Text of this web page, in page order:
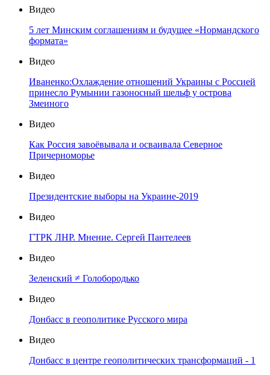
Видео
5 лет Минским соглашениям и будущее «Нормандского
формата»
Видео
Иваненко:Охлаждение отношений Украины с Россией
принесло Румынии газоносный шельф у острова
Змеиного
Видео
Как Россия завоёвывала и осваивала Северное
Причерноморье
Видео
Президентские выборы на Украине-2019
Видео
ГТРК ЛНР. Мнение. Сергей Пантелеев
Видео
Зеленский ≠ Голобородько
Видео
Донбасс в геополитике Русского мира
Видео
Донбасс в центре геополитических трансформаций - 1